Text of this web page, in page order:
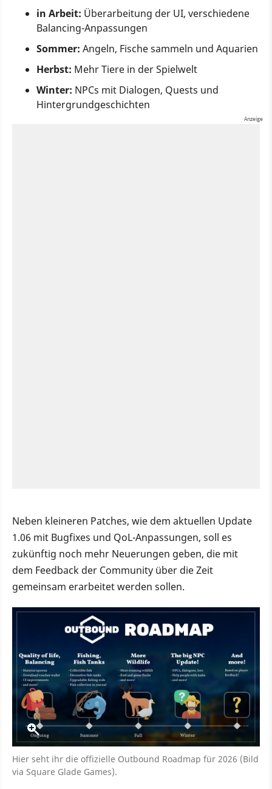
in Arbeit: Überarbeitung der UI, verschiedene
Balancing-Anpassungen
Sommer: Angeln, Fische sammeln und Aquarien
Herbst: Mehr Tiere in der Spielwelt
Winter: NPCs mit Dialogen, Quests und
Hintergrundgeschichten
Neben kleineren Patches, wie dem aktuellen Update
1.06 mit Bugfixes und QoL-Anpassungen, soll es
zukünftig noch mehr Neuerungen geben, die mit
dem Feedback der Community über die Zeit
gemeinsam erarbeitet werden sollen.
Hier seht ihr die offizielle Outbound Roadmap für 2026 (Bild
via Square Glade Games).